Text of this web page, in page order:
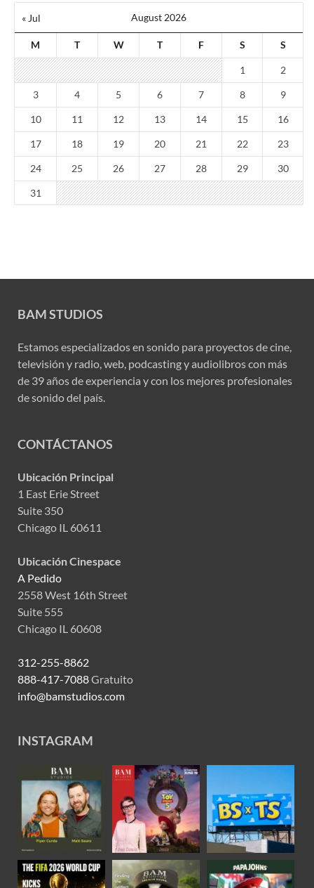
August 2026
M T W T F S S
« Jul
1 2
3 4 5 6 7 8 9
10 11 12 13 14 15 16
17 18 19 20 21 22 23
24 25 26 27 28 29 30
31
BAM STUDIOS
Estamos especializados en sonido para proyectos de cine,
televisión y radio, web, podcasting y audiolibros con más
de 39 años de experiencia y con los mejores profesionales
de sonido del país.
CONTÁCTANOS
Ubicación Principal
1 East Erie Street
Suite 350
Chicago IL 60611
Ubicación Cinespace
A Pedido
2558 West 16th Street
Suite 555
Chicago IL 60608
312-255-8862
888-417-7088Gratuito
info@bamstudios.com
INSTAGRAM